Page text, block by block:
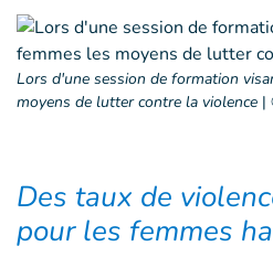
Lors d'une session de formation
moyens de lutter contre la violence |
Des taux de
pour les femmes